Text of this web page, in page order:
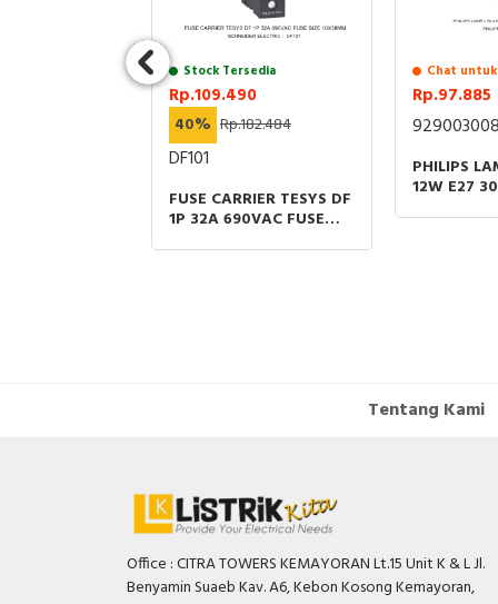
Stock Tersedia
Rp.109.490
40% Rp.182.484
DF101
FUSE CARRIER TESYS DF
1P 32A 690VAC FUSE
Chat
Rp.97.885
PHILIPS
12W E27
Tentang Kami
Office : CITRA TOWERS KEMAYORAN Lt.15 Unit K & L Jl.
Benyamin Suaeb Kav. A6, Kebon Kosong Kemayoran,